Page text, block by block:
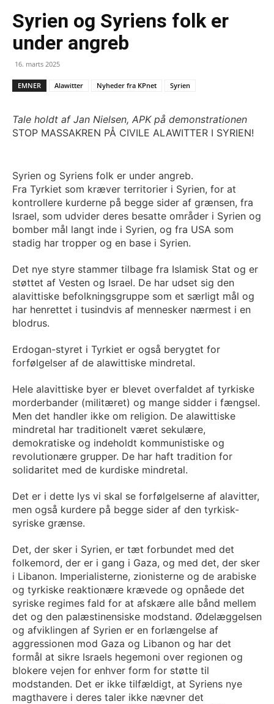
Syrien og Syriens folk er
under angreb
16. marts 2025
EMNER Alawitter Nyheder fra KPnet Syrien
Tale holdt af Jan Nielsen, APK på demonstrationen
STOP MASSAKREN PÅ CIVILE ALAWITTER I SYRIEN!
Syrien og Syriens folk er under angreb.
Fra Tyrkiet som kræver territorier i Syrien, for at
kontrollere kurderne på begge sider af grænsen, fra
Israel, som udvider deres besatte områder i Syrien og
bomber mål langt inde i Syrien, og fra USA som
stadig har tropper og en base i Syrien.
Det nye styre stammer tilbage fra Islamisk Stat og er
støttet af Vesten og Israel. De har udset sig den
alavittiske befolkningsgruppe som et særligt mål og
har henrettet i tusindvis af mennesker nærmest i en
blodrus.
Erdogan-styret i Tyrkiet er også berygtet for
forfølgelser af de alawittiske mindretal.
Hele alavittiske byer er blevet overfaldet af tyrkiske
morderbander (militæret) og mange sidder i fængsel.
Men det handler ikke om religion. De alawittiske
mindretal har traditionelt været sekulære,
demokratiske og indeholdt kommunistiske og
revolutionære grupper. De har haft tradition for
solidaritet med de kurdiske mindretal.
Det er i dette lys vi skal se forfølgelserne af alavitter,
men også kurdere på begge sider af den tyrkisk-
syriske grænse.
Det, der sker i Syrien, er tæt forbundet med det
folkemord, der er i gang i Gaza, og med det, der sker
i Libanon. Imperialisterne, zionisterne og de arabiske
og tyrkiske reaktionære krævede og opnåede det
syriske regimes fald for at afskære alle bånd mellem
det og den palæstinensiske modstand. Ødelæggelsen
og afviklingen af Syrien er en forlængelse af
aggressionen mod Gaza og Libanon og har det
formål at sikre Israels hegemoni over regionen og
blokere vejen for enhver form for støtte til
modstanden. Det er ikke tilfældigt, at Syriens nye
magthavere i deres taler ikke nævner det